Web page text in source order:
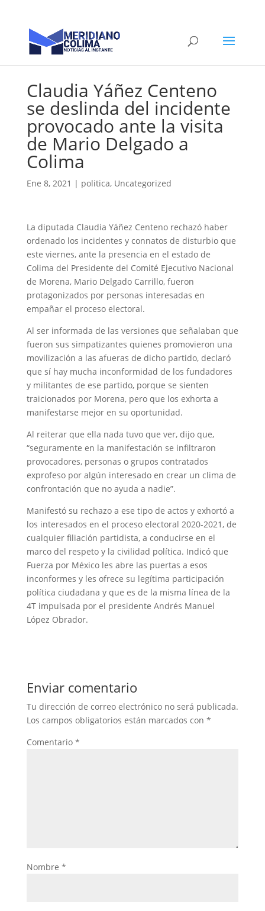
Claudia Yáñez Centeno
se deslinda del incidente
provocado ante la visita
de Mario Delgado a
Colima
Ene 8, 2021 | politica, Uncategorized
La diputada Claudia Yáñez Centeno rechazó haber
ordenado los incidentes y connatos de disturbio que
este viernes, ante la presencia en el estado de
Colima del Presidente del Comité Ejecutivo Nacional
de Morena, Mario Delgado Carrillo, fueron
protagonizados por personas interesadas en
empañar el proceso electoral.
Al ser informada de las versiones que señalaban que
fueron sus simpatizantes quienes promovieron una
movilización a las afueras de dicho partido, declaró
que sí hay mucha inconformidad de los fundadores
y militantes de ese partido, porque se sienten
traicionados por Morena, pero que los exhorta a
manifestarse mejor en su oportunidad.
Al reiterar que ella nada tuvo que ver, dijo que,
“seguramente en la manifestación se infiltraron
provocadores, personas o grupos contratados
exprofeso por algún interesado en crear un clima de
confrontación que no ayuda a nadie”.
Manifestó su rechazo a ese tipo de actos y exhortó a
los interesados en el proceso electoral 2020-2021, de
cualquier filiación partidista, a conducirse en el
marco del respeto y la civilidad política. Indicó que
Fuerza por México les abre las puertas a esos
inconformes y les ofrece su legítima participación
política ciudadana y que es de la misma línea de la
4T impulsada por el presidente Andrés Manuel
López Obrador.
Enviar comentario
Tu dirección de correo electrónico no será publicada.
Los campos obligatorios están marcados con *
Comentario *
Nombre *